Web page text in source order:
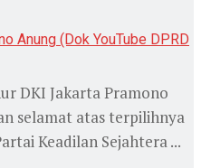
DKI Jakarta Pramono
selamat atas terpilihnya
Keadilan Sejahtera ...